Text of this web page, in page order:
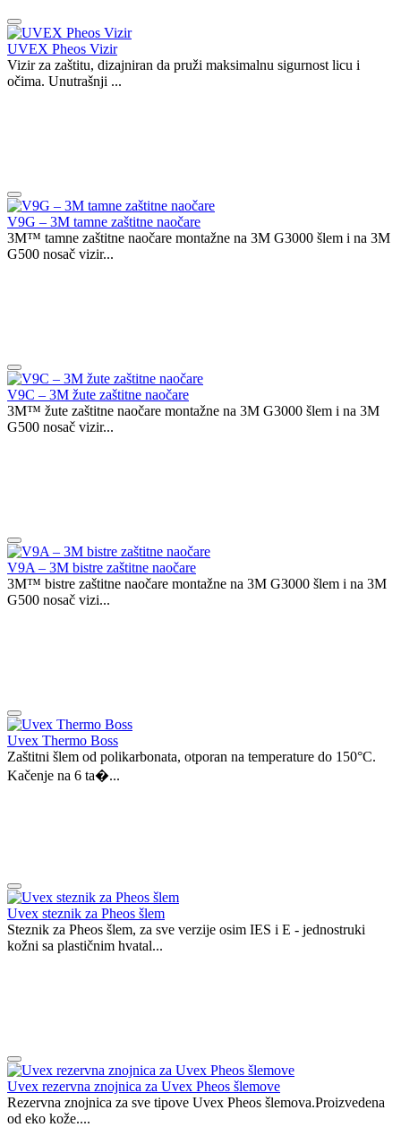
UVEX Pheos Vizir
Vizir za zaštitu, dizajniran da pruži maksimalnu sigurnost licu i
očima. Unutrašnji ...
V9G – 3M tamne zaštitne naočare
3M™ tamne zaštitne naočare montažne na 3M G3000 šlem i na 3M
G500 nosač vizir...
V9C – 3M žute zaštitne naočare
3M™ žute zaštitne naočare montažne na 3M G3000 šlem i na 3M
G500 nosač vizir...
V9A – 3M bistre zaštitne naočare
3M™ bistre zaštitne naočare montažne na 3M G3000 šlem i na 3M
G500 nosač vizi...
Uvex Thermo Boss
Zaštitni šlem od polikarbonata, otporan na temperature do 150°C.
Kačenje na 6 ta�...
Uvex steznik za Pheos šlem
Steznik za Pheos šlem, za sve verzije osim IES i E - jednostruki
kožni sa plastičnim hvatal...
Uvex rezervna znojnica za Uvex Pheos šlemove
Rezervna znojnica za sve tipove Uvex Pheos šlemova.Proizvedena
od eko kože....